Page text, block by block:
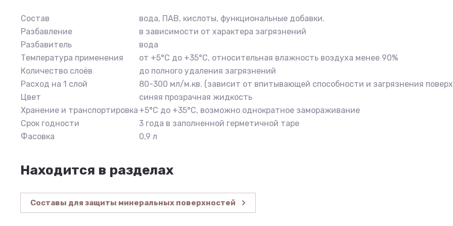
Состав
вода, ПАВ, кислоты, функциональные добавки.
Разбавление
в зависимости от характера загрязнений
Разбавитель
вода
Температура применения
от +5°С до +35°С, относительная влажность воздуха менее 90%
Количество слоёв
до полного удаления загрязнений
Расход на 1 слой
80-300 мл/м.кв. (зависит от впитывающей способности и загрязнения
Цвет
синяя прозрачная жидкость
Хранение и транспортировка +5°С до +35°С, возможно однократное замораживание
Срок годности
3 года в заполненной герметичной таре
Фасовка
0,9 л
Находится в разделах
Составы для защиты минеральных поверхностей